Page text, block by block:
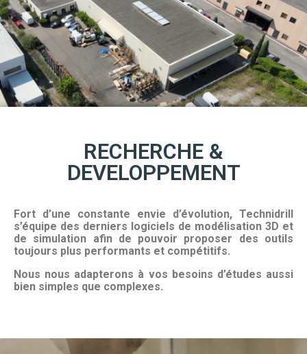
RECHERCHE &
DEVELOPPEMENT
Fort d’une constante envie d’évolution, Technidrill
s’équipe des derniers logiciels de modélisation 3D et
de simulation afin de pouvoir proposer des outils
toujours plus performants et compétitifs.
Nous nous adapterons à vos besoins d’études aussi
bien simples que complexes.